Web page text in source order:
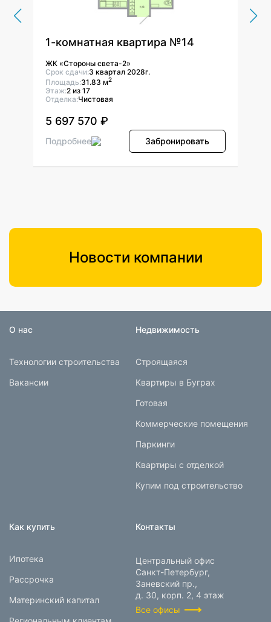
1-комнатная квартира №14
ЖК «Стороны света-2»
Срок сдачи:3 квартал 2028г.
Площадь:31.83 м2
Этаж:2 из 17
Отделка:Чистовая
5 697 570 ₽
Подробнее Забронировать
Новости компании
О нас
Технологии строительства
Вакансии
Недвижимость
Строящаяся
Квартиры в Буграх
Готовая
Коммерческие помещения
Паркинги
Квартиры с отделкой
Купим под строительство
Как купить
Ипотека
Рассрочка
Материнский капитал
Контакты
Центральный офис
Санкт-Петербург,
Заневский пр.,
д. 30, корп. 2, 4 этаж
Все офисы